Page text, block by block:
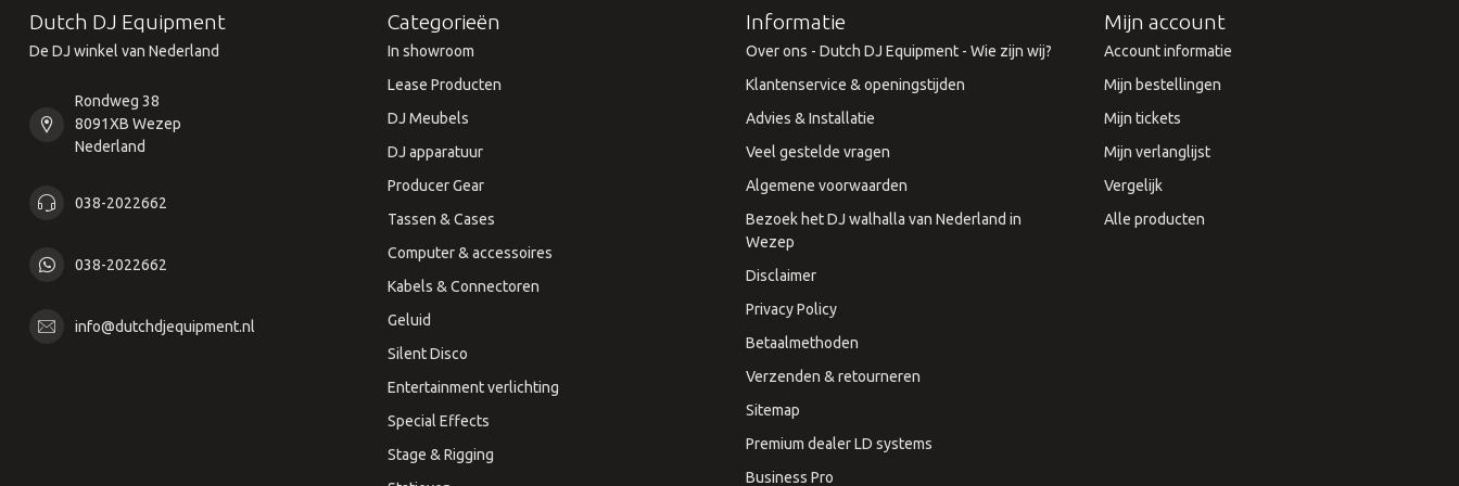
Dutch DJ Equipment
De DJ winkel van Nederland
Rondweg 38
8091XB Wezep
Nederland
038-2022662
038-2022662
info@dutchdjequipment.nl
Categorieën
In showroom
Lease Producten
DJ Meubels
DJ apparatuur
Producer Gear
Tassen & Cases
Computer & accessoires
Kabels & Connectoren
Geluid
Silent Disco
Entertainment verlichting
Special Effects
Stage & Rigging
Informatie
Over ons - Dutch DJ Equipment - Wie zijn wij?
Klantenservice & openingstijden
Advies & Installatie
Veel gestelde vragen
Algemene voorwaarden
Bezoek het DJ walhalla van Nederland in
Wezep
Disclaimer
Privacy Policy
Betaalmethoden
Verzenden & retourneren
Sitemap
Premium dealer LD systems
Business Pro
Mijn account
Account informatie
Mijn bestellingen
Mijn tickets
Mijn verlanglijst
Vergelijk
Alle producten